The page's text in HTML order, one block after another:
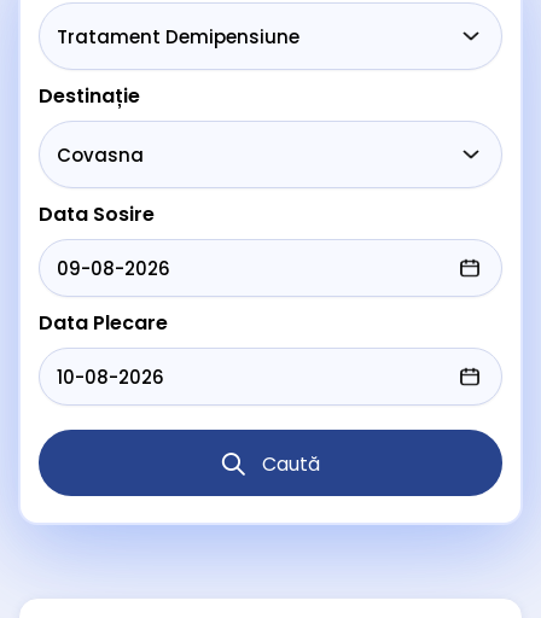
Destinație
Data Sosire
Data Plecare
Caută